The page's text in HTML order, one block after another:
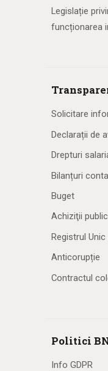
Legislație
funcționarea
Solicitare
Declarații de
Drepturi
Bilanțuri
Buget
Achiziţii
Registrul
Anticorupție
Contractul
Politici
Info GDPR